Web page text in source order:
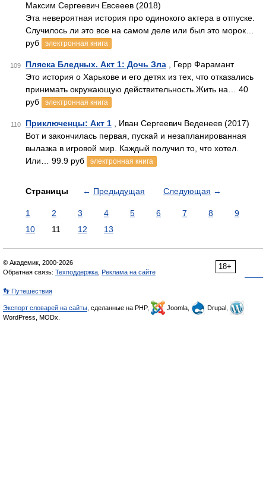
Максим Сергеевич Евсееев (2018)
Эта невероятная история про одинокого актера в отпуске.
Случилось ли это все на самом деле или был это морок…
руб
электронная книга
109 Пляска Бледных. Акт 1: Дочь Зла , Герр Фарамант
Это история о Харькове и его детях из тех, что отказались
принимать окружающую действительность.Жить на… 40
руб
электронная книга
110 Приключенцы: Акт 1 , Иван Сергеевич Веденеев (2017)
Вот и закончилась первая, пускай и незапланированная
вылазка в игровой мир. Каждый получил то, что хотел.
Или… 99.9 руб
электронная книга
Страницы ← Предыдущая Следующая →
1 2 3 4 5 6 7 8
9
10
11 12 13
18+
© Академик, 2000-2026
Обратная связь: Техподдержка Реклама на сайте
👣 Путешествия
Экспорт словарей на сайты , сделанные на PHP, Joomla,
Drupal,
WordPress, MODx.